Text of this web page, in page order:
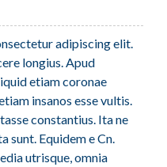
adipiscing elit.
longius. Apud
etiam coronae
insanos esse vultis.
constantius. Ita ne
sunt. Equidem e Cn.
utrisque, omnia